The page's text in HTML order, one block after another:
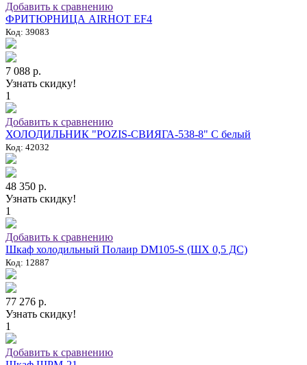
Добавить к сравнению
ФРИТЮРНИЦА AIRHOT EF4
Код: 39083
7 088 р.
Узнать скидку!
1
Добавить к сравнению
ХОЛОДИЛЬНИК "POZIS-СВИЯГА-538-8" C белый
Код: 42032
48 350 р.
Узнать скидку!
1
Добавить к сравнению
Шкаф холодильный Полаир DM105-S (ШХ 0,5 ДС)
Код: 12887
77 276 р.
Узнать скидку!
1
Добавить к сравнению